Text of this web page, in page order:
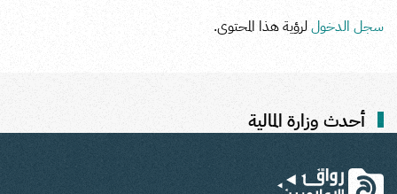
سجل الدخوللرؤية هذا المحتوى.
أحدث وزارة المالية